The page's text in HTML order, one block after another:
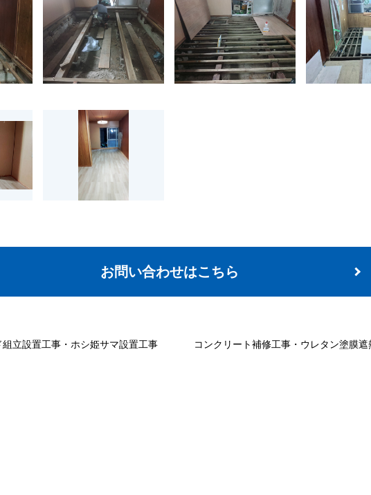
お問い合わせはこちら
立設置工事・ホシ姫サマ設置工事 コンクリート補修工事・ウレタン塗膜